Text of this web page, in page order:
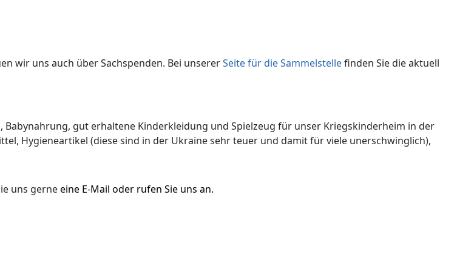
wir uns auch über Sachspenden. Bei unsererSeite für die Sammelstellefinden Sie die aktuell
Babynahrung, gut erhaltene Kinderkleidung und Spielzeug für unser Kriegskinderheim in der
Hygieneartikel (diese sind in der Ukraine sehr teuer und damit für viele unerschwinglich),
uns gerneeine E-Mail oder rufen Sie uns an.